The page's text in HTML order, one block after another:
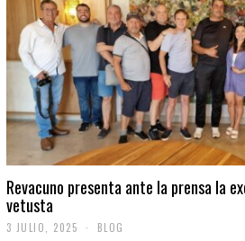
5
Revacuno presenta ante la prensa la
vetusta
3 JULIO, 2025 BLOG